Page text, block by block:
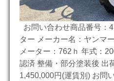
お問い合わせ商品番号：
ター メーカー名：ヤンマ
メーター：762ｈ 年式：
認済 整備・部分塗装後 出
1,450,000円(運賃別) お問